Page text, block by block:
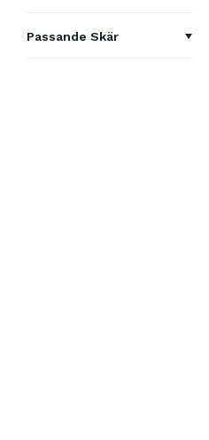
64
Passande Skär